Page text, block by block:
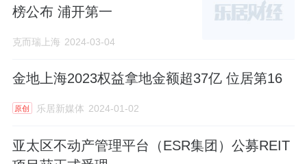
榜公布 浦开第一
克而瑞上海 2024-03-04
金地上海2023权益拿地金额超37亿 位居第16
原创 乐居新媒体 2024-01-02
亚太区不动产管理平台（ESR集团）公募REIT